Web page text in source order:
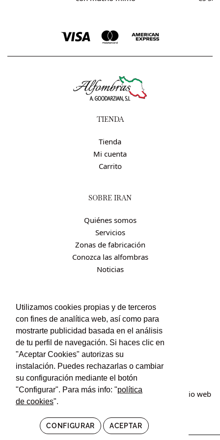
TIENDA
Tienda
Mi cuenta
Carrito
SOBRE IRÁN
Quiénes somos
Servicios
Zonas de fabricación
Conozca las alfombras
Noticias
Contacto
Política de privacidad
Política de cookies
Condiciones de uso y contratación
© Irán Alfombras. Todos los derechos reservados. Sitio web
Utilizamos cookies propias y de terceros
con fines de analítica web, así como para
mostrarte publicidad basada en el análisis
de tu perfil de navegación. Si haces clic en
"Aceptar Cookies" autorizas su
instalación. Puedes rechazarlas o cambiar
su configuración mediante el botón
"Configurar". Para más info: "política
de cookies".
CONFIGURAR ACEPTAR